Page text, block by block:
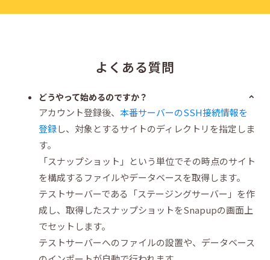
よくある質問
どうやって始めるのですか？
アカウント登録後、 本番サーバーのSSH接続情報を
登録し、対象とするサイトのディレクトリを指定しま
す。
「スナップショット」という単位でその時点のサイト
を構成するファイルやデータベースを取得します。
テストサーバーである「ステージングサーバー」を作
成し、取得したスナップショットをSnapupの画面上
でセットします。
テストサーバーへのファイルの設置や、データベース